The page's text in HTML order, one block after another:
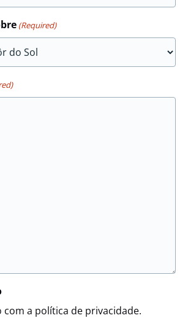
(Required)
com a política de privacidade.